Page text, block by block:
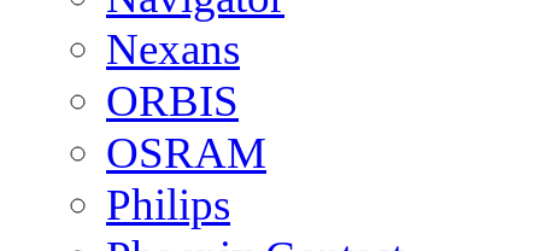
Nexans
ORBIS
OSRAM
Philips